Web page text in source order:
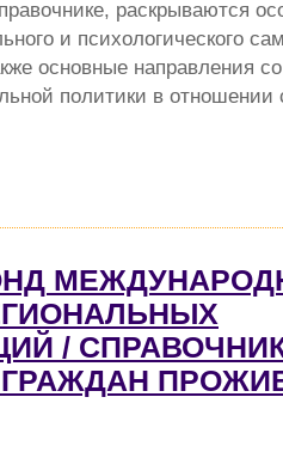
раскрываются
и психологического
основные направления
политики в отношении
/